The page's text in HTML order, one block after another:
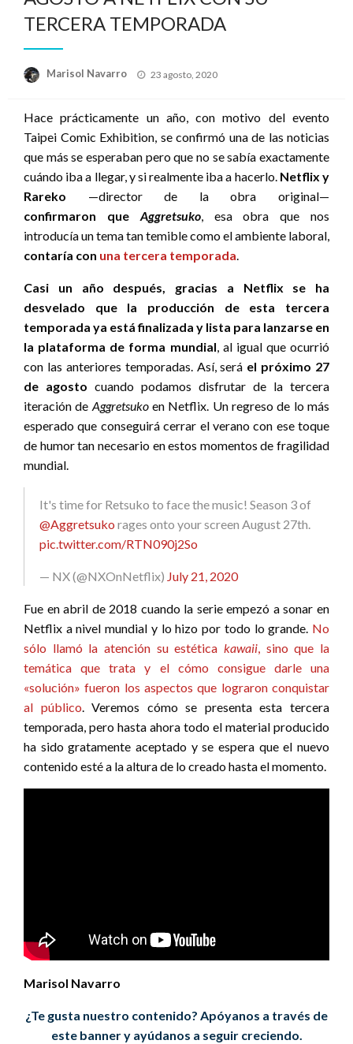
TERCERA TEMPORADA
Marisol Navarro
Publicado
23 agosto, 2020
Hace prácticamente un año, con motivo del evento
Taipei Comic Exhibition, se confirmó una de las noticias
que más se esperaban pero que no se sabía exactamente
cuándo iba a llegar, y si realmente iba a hacerlo. Netflix y
Rareko —director de la obra original—
confirmaron que Aggretsuko, esa obra que nos
introducía un tema tan temible como el ambiente laboral,
contaría con una tercera temporada.
Casi un año después, gracias a Netflix se ha
desvelado que la producción de esta tercera
temporada ya está finalizada y lista para lanzarse en
la plataforma de forma mundial, al igual que ocurrió
con las anteriores temporadas. Así, será el próximo 27
de agosto cuando podamos disfrutar de la tercera
iteración de Aggretsukoen Netflix. Un regreso de lo más
esperado que conseguirá cerrar el verano con ese toque
de humor tan necesario en estos momentos de fragilidad
mundial.
It's time for Retsuko to face the music! Season 3 of
@Aggretsuko rages onto your screen August 27th.
pic.twitter.com/RTN090j2So
— NX (@NXOnNetflix) July 21, 2020
Fue en abril de 2018 cuando la serie empezó a sonar en
Netflix a nivel mundial y lo hizo por todo lo grande. No
sólo llamó la atención su estética kawaii, sino que la
temática que trata y el cómo consigue darle una
«solución» fueron los aspectos que lograron conquistar
al público. Veremos cómo se presenta esta tercera
temporada, pero hasta ahora todo el material producido
ha sido gratamente aceptado y se espera que el nuevo
contenido esté a la altura de lo creado hasta el momento.
Marisol Navarro
¿Te gusta nuestro contenido? Apóyanos a través de
este banner y ayúdanos a seguir creciendo.